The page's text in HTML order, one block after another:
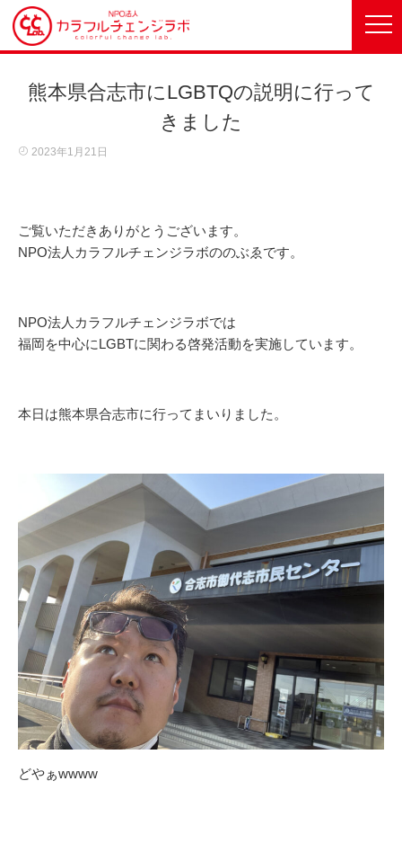
熊本県合志市にLGBTQの説明に行って
きました
2023年1月21日
ご覧いただきありがとうございます。
NPO法人カラフルチェンジラボののぶゑです。
NPO法人カラフルチェンジラボでは
福岡を中心にLGBTに関わる啓発活動を実施しています。
本日は熊本県合志市に行ってまいりました。
どやぁwwww